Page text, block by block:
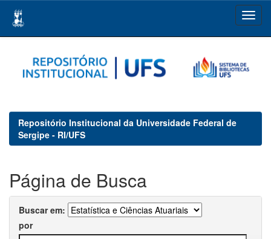
navigation
Repositório Institucional da Universidade Federal de
Sergipe - RI/UFS
Página de Busca
Buscar em:
por